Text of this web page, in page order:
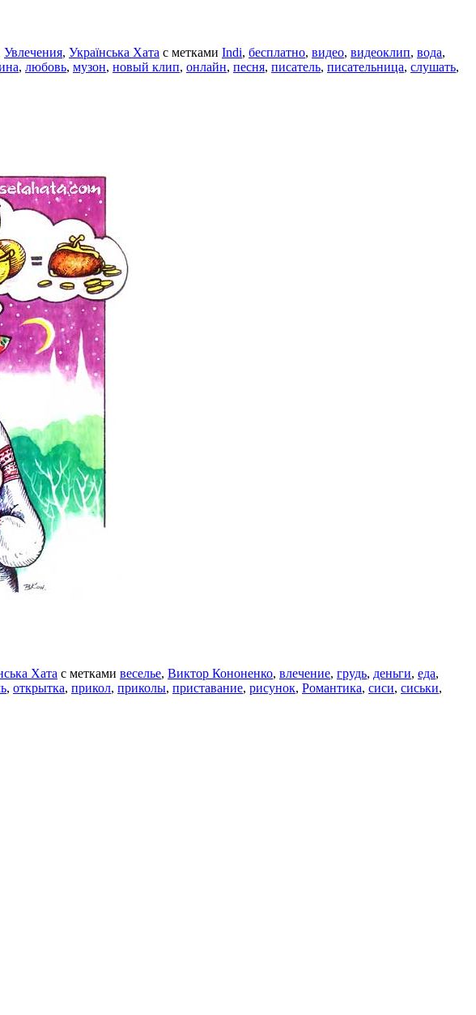
Увлечения, Українська Хата с метками Indi, бесплатно, видео, видеоклип, вода,
, любовь, музон, новый клип, онлайн, песня, писатель, писательница, слушать,
Хата с метками веселье, Виктор Кононенко, влечение, грудь, деньги, еда,
, открытка, прикол, приколы, приставание, рисунок, Романтика, сиси, сиськи,